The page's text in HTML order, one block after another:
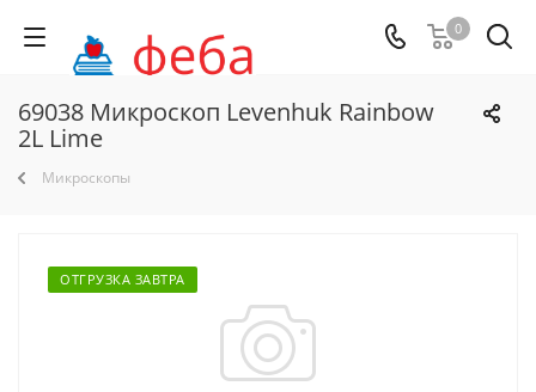
0
69038 Микроскоп Levenhuk Rainbow
2L Lime
Микроскопы
ОТГРУЗКА ЗАВТРА